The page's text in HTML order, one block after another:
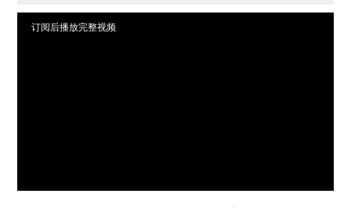
订阅后播放完整视频